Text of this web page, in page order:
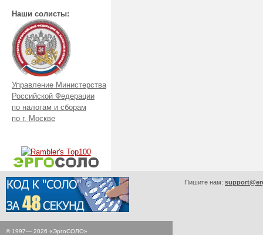
Наши солисты:
Управление Министерства
Российской Федерации
по налогам и сборам
по г. Москве
© 1997— 2026 «ЭргоСОЛО»
Пишите нам: